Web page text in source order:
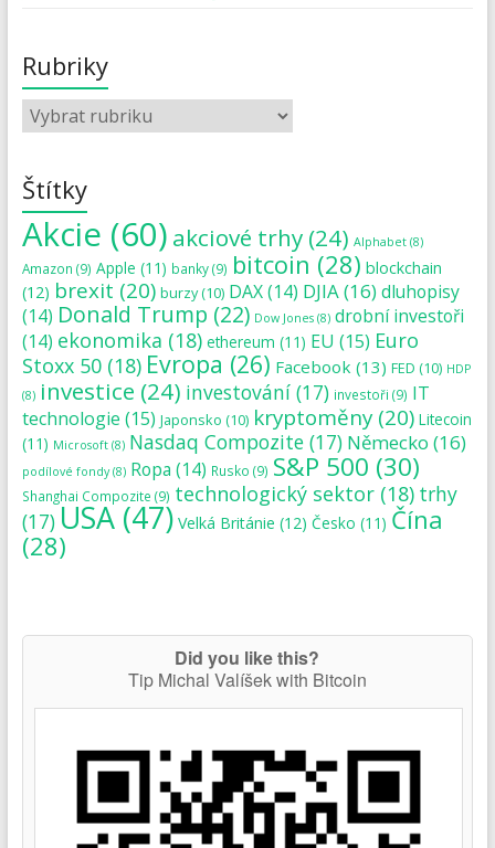
Rubriky
Štítky
Akcie (60) akciové trhy(24) Alphabet(8)
Amazon (9) Apple (11) banky(9) bitcoin (28) blockchain
(12) brexit (20) burzy(10) DAX(14) DJIA(16)dluhopisy
(14) Donald Trump (22) Dow Jones(8) drobní investoři
(14) ekonomika (18) ethereum (11) EU (15) Euro
Stoxx 50(18) Evropa (26) Facebook (13) FED (10) HDP
(8) investice (24) investování(17) investoři (9) IT
technologie (15) Japonsko (10) kryptoměny(20) Litecoin
(11) Microsoft(8) Nasdaq Compozite(17) Německo (16)
podílové fondy(8) Ropa (14) Rusko (9) S&P 500 (30)
Shanghai Compozite (9) technologický sektor(18) trhy
(17)USA(47) Velká Británie (12) Česko (11) Čína
(28)
Did you like this?
Tip Michal Valíšek with Bitcoin